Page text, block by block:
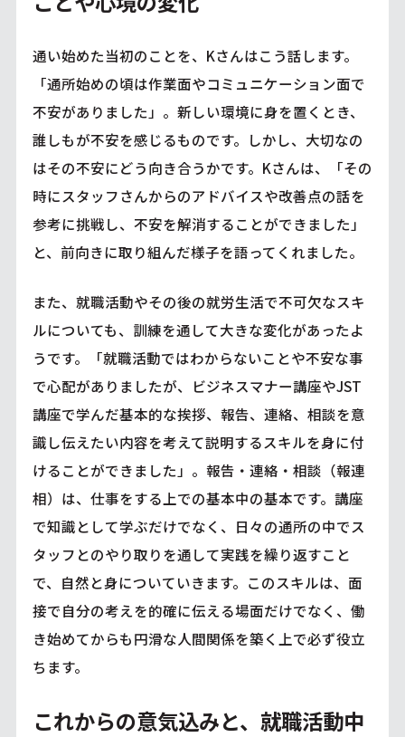
通い始めた当初のことを、Kさんはこう話します。
「通所始めの頃は作業面やコミュニケーション面で
不安がありました」。新しい環境に身を置くとき、
誰しもが不安を感じるものです。しかし、大切なの
はその不安にどう向き合うかです。Kさんは、「その
時にスタッフさんからのアドバイスや改善点の話を
参考に挑戦し、不安を解消することができました」
と、前向きに取り組んだ様子を語ってくれました。
また、就職活動やその後の就労生活で不可欠なスキ
ルについても、訓練を通して大きな変化があったよ
うです。「就職活動ではわからないことや不安な事
で心配がありましたが、ビジネスマナー講座やJST
講座で学んだ基本的な挨拶、報告、連絡、相談を意
識し伝えたい内容を考えて説明するスキルを身に付
けることができました」。報告・連絡・相談（報連
相）は、仕事をする上での基本中の基本です。講座
で知識として学ぶだけでなく、日々の通所の中でス
タッフとのやり取りを通して実践を繰り返すこと
で、自然と身についていきます。このスキルは、面
接で自分の考えを的確に伝える場面だけでなく、働
き始めてからも円滑な人間関係を築く上で必ず役立
ちます。
これからの意気込みと、就職活動中